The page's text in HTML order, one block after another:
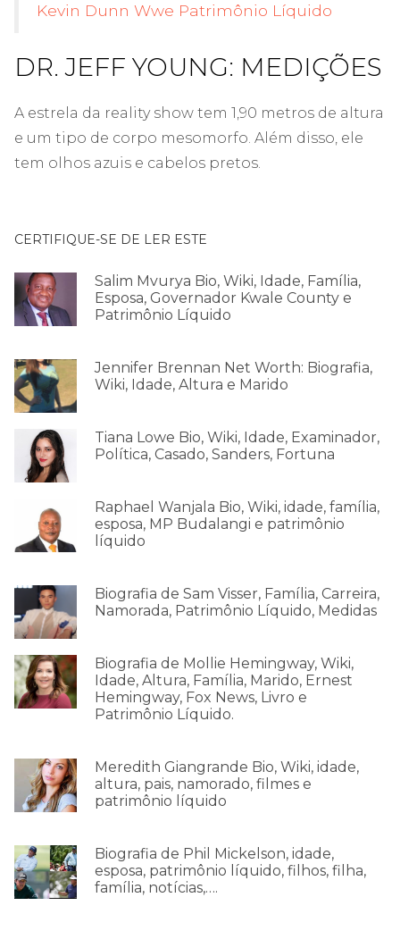
Kevin Dunn Wwe Patrimônio Líquido
DR. JEFF YOUNG: MEDIÇÕES
A estrela da reality show tem 1,90 metros de altura
e um tipo de corpo mesomorfo. Além disso, ele
tem olhos azuis e cabelos pretos.
CERTIFIQUE-SE DE LER ESTE
Salim Mvurya Bio, Wiki, Idade, Família,
Esposa, Governador Kwale County e
Patrimônio Líquido
Jennifer Brennan Net Worth: Biografia,
Wiki, Idade, Altura e Marido
Tiana Lowe Bio, Wiki, Idade, Examinador,
Política, Casado, Sanders, Fortuna
Raphael Wanjala Bio, Wiki, idade, família,
esposa, MP Budalangi e patrimônio
líquido
Biografia de Sam Visser, Família, Carreira,
Namorada, Patrimônio Líquido, Medidas
Biografia de Mollie Hemingway, Wiki,
Idade, Altura, Família, Marido, Ernest
Hemingway, Fox News, Livro e
Patrimônio Líquido.
Meredith Giangrande Bio, Wiki, idade,
altura, pais, namorado, filmes e
patrimônio líquido
Biografia de Phil Mickelson, idade,
esposa, patrimônio líquido, filhos, filha,
família, notícias,….